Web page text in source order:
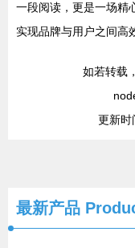
一段阅读，更是一场精
实现品牌与用户之间高
如若转载
更新
最新产品